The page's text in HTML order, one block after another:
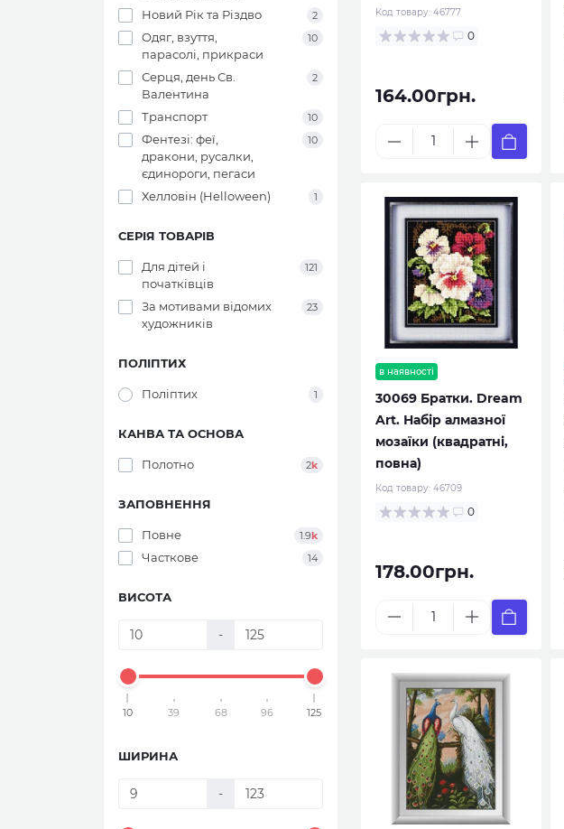
Новий Рік та Різдво 2
Одяг, взуття,
парасолі, прикраси
10
Серця, день Св.
Валентина
2
Транспорт 10
Фентезі: феї,
дракони, русалки,
єдинороги, пегаси
10
Хелловін (Helloween) 1
СЕРІЯ ТОВАРІВ
Для дітей і
початківців
121
За мотивами відомих
художників
23
ПОЛІПТИХ
Поліптих 1
КАНВА ТА ОСНОВА
Полотно 2k
ЗАПОВНЕННЯ
Повне 1.9k
Часткове 14
ВИСОТА
-
10 39 68 96 125
ШИРИНА
-
Код товару: 46777
0
164.00грн.
в наявності
30069 Братки. Dream
Art. Набір алмазної
мозаїки (квадратні,
повна)
Код товару: 46709
0
178.00грн.